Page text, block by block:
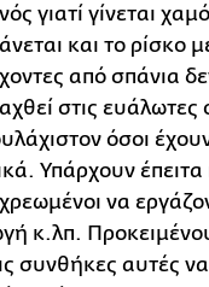
γιατί γίνεται
και το ρίσκο
από σπάνια
στις ευάλωτες
όσοι
Υπάρχουν έπειτα
να
κ.λπ.
συνθήκες αυτές